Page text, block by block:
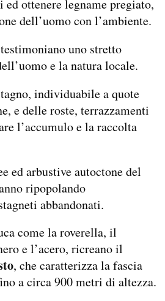
ottenere legname pregiato,
dell’uomo con l’ambiente.
uno stretto
e la natura locale.
individuabile a quote
e delle roste, terrazzamenti
l’accumulo e la raccolta
ed arbustive autoctone del
ripopolando
abbandonati.
come la roverella, il
e l’acero, ricreano il
, che caratterizza la fascia
a circa 900 metri di altezza.